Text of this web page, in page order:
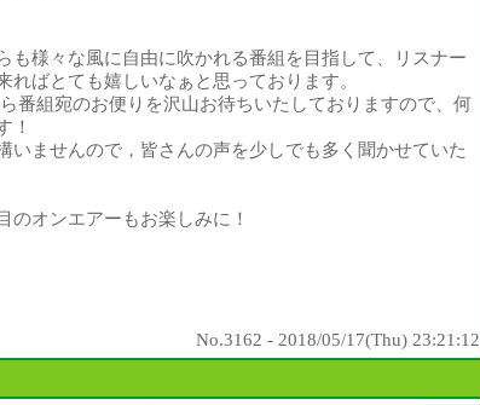
も様々な風に自由に吹かれる番組を目指して、リスナー
ればとても嬉しいなぁと思っております。
番組宛のお便りを沢山お待ちいたしておりますので、何
！
いませんので，皆さんの声を少しでも多く聞かせていた
のオンエアーもお楽しみに！
No.3162 - 2018/05/17(Thu) 23:21:12